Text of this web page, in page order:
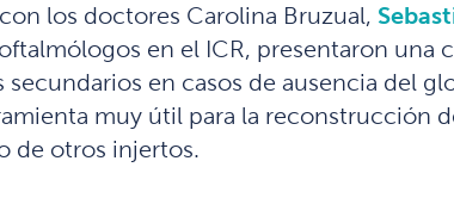
los doctores Carolina Bruzual,
en el ICR, presentaron una
en casos de ausencia del
muy útil para la reconstrucción
de otros injertos.